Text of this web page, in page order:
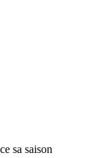
sa saison